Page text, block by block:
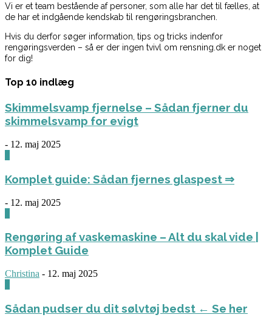
Vi er et team bestående af personer, som alle har det til fælles, at
de har et indgående kendskab til rengøringsbranchen.
Hvis du derfor søger information, tips og tricks indenfor
rengøringsverden – så er der ingen tvivl om rensning.dk er noget
for dig!
Top 10 indlæg
Skimmelsvamp fjernelse – Sådan fjerner du
skimmelsvamp for evigt
- 12. maj 2025
Komplet guide: Sådan fjernes glaspest ⇒
- 12. maj 2025
Rengøring af vaskemaskine – Alt du skal vide |
Komplet Guide
Christina - 12. maj 2025
Sådan pudser du dit sølvtøj bedst ← Se her